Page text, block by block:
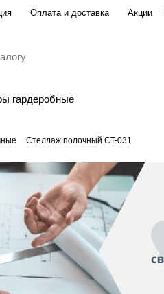
Оплата и доставка Акции
гардеробные
Стеллаж полочный СT-031